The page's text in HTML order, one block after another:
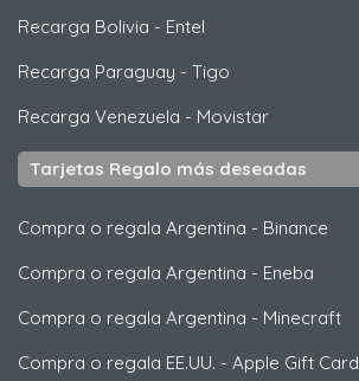
Recarga Bolivia - Entel
Recarga Paraguay - Tigo
Recarga Venezuela - Movistar
Tarjetas Regalo más deseadas
Compra o regala Argentina - Binance
Compra o regala Argentina - Eneba
Compra o regala Argentina - Minecraft
Compra o regala EE.UU. - Apple Gift Card